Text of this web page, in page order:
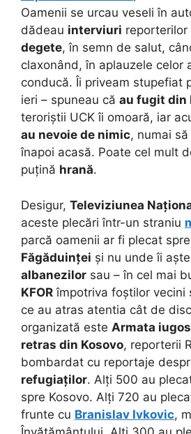
Oamenii se urcau veseli în
dădeau interviuri reporterilor
degete, în semn de salut,
claxonând, în aplauzele celor
conducă. Îi priveam stupefiat
ieri – spuneau că au fugit din
teroriștii UCK îi omoară, iar
au nevoie de nimic, numai
înapoi acasă. Poate cel mult
puțină hrană.
Desigur, Televiziunea
aceste plecări într-un straniu
parcă oamenii ar fi plecat spre
Făgăduinței și nu unde îi
albanezilor sau – în cel mai
KFOR împotriva foștilor vecini
ce au atras atentia cât de
organizată este Armata
retras din Kosovo, reporterii
bombardat cu reportaje
refugiaților. Alți 500 au
spre Kosovo. Alți 720 au
frunte cu Branislav Ivkovic,